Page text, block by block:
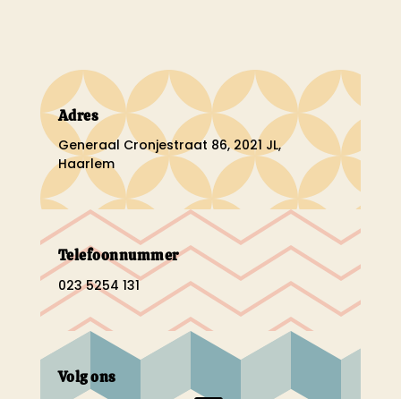
Adres
Generaal Cronjestraat 86, 2021 JL,
Haarlem
Telefoonnummer
023 5254 131
Volg ons